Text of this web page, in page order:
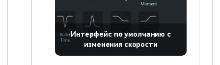
Интерфейс по умолчанию с
изменения скорости